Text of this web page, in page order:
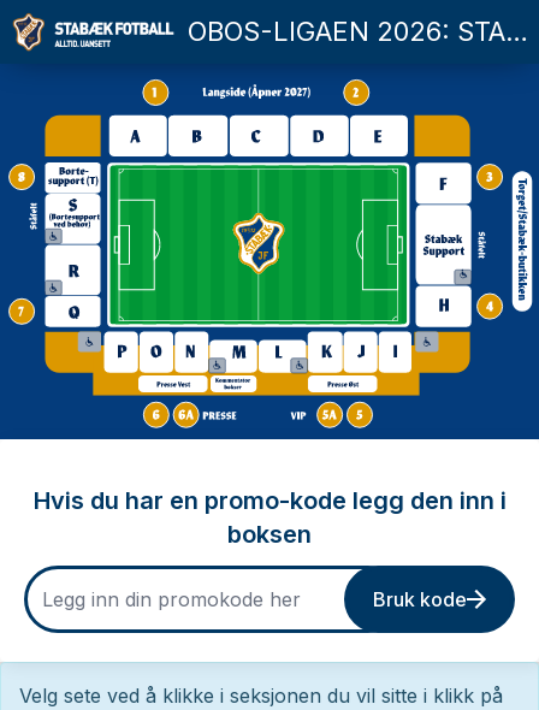
OBOS-LIGAEN 2026: STABÆK FOTBALL - KONGSVINGER
Hvis du har en promo-kode legg den inn i
boksen
Bruk kode
Velg sete ved å klikke i seksjonen du vil sitte i klikk på